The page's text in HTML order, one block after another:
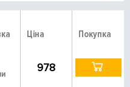
Ціна Покупка
978